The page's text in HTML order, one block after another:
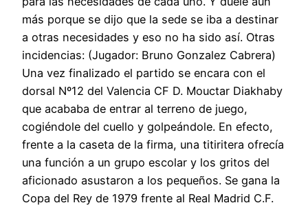
más porque se dijo que la sede se iba a destinar
a otras necesidades y eso no ha sido así. Otras
incidencias: (Jugador: Bruno Gonzalez Cabrera)
Una vez finalizado el partido se encara con el
dorsal Nº12 del Valencia CF D. Mouctar Diakhaby
que acababa de entrar al terreno de juego,
cogiéndole del cuello y golpeándole. En efecto,
frente a la caseta de la firma, una titiritera ofrecía
una función a un grupo escolar y los gritos del
aficionado asustaron a los pequeños. Se gana la
Copa del Rey de 1979 frente al Real Madrid C.F.